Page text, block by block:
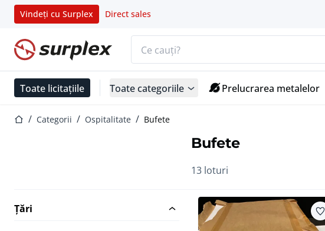
Vindeți cu Surplex Direct sales
Pagina de start
Toate licitațiile Toate categoriile Prelucrarea metalelor
Pagina de start
Categorii Ospitalitate Bufete
Bufete
13 loturi
Țări